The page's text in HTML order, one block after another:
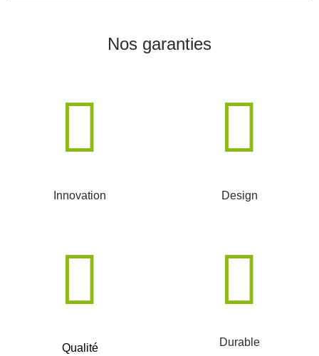
Nos garanties
Innovation Design
Qualité Durable